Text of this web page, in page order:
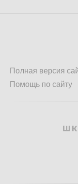
Полная версия
Помощь по сайту